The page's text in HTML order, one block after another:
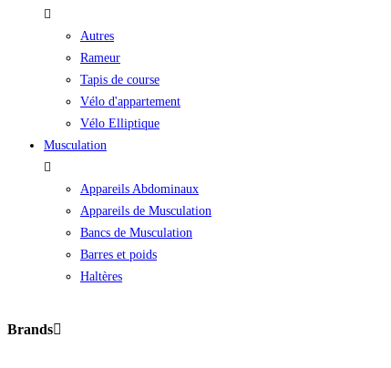
Autres
Rameur
Tapis de course
Vélo d'appartement
Vélo Elliptique
Musculation
Appareils Abdominaux
Appareils de Musculation
Bancs de Musculation
Barres et poids
Haltères
Brands